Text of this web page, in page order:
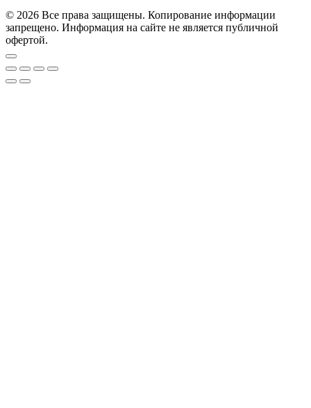
© 2026 Все права защищены. Копирование информации
запрещено. Информация на сайте не является публичной
офертой.